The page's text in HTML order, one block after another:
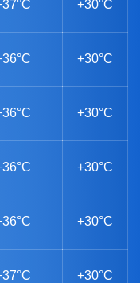
+30°C
+30°C
+30°C
+30°C
+30°C
+30°C